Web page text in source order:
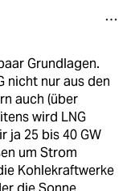
Grundlagen.
nicht nur aus den
auch (über
wird LNG
ja 25 bis 40 GW
um Strom
Kohlekraftwerke